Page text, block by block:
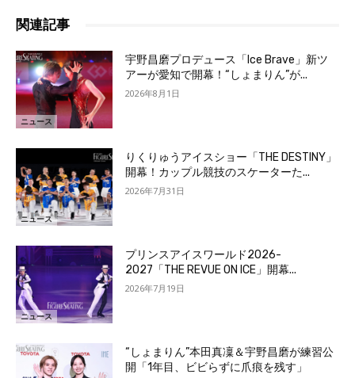
関連記事
ニュース
宇野昌磨プロデュース「Ice Brave」新ツ
アーが愛知で開幕！“しょまりん”が...
2026年8月1日
ニュース
りくりゅうアイスショー「THE DESTINY」
開幕！カップル競技のスケーターた...
2026年7月31日
ニュース
プリンスアイスワールド2026-
2027「THE REVUE ON ICE」開幕...
2026年7月19日
“しょまりん”本田真凜＆宇野昌磨が練習公
開「1年目、ビビらずに爪痕を残す」